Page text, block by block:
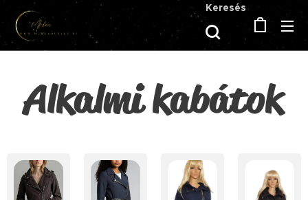
Keresés
Alkalmi kabátok